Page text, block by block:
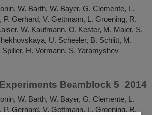
W. Barth, W. Bayer, G. Clemente, L.
P. Gerhard, V. Gettmann, L. Groening, R.
W. Kaufmann, O. Kester, M. Maier, S.
U. Scheeler, B. Schlitt, M.
Spiller, H. Vormann, S. Yaramyshev
Beamblock 5_2014
W. Barth, W. Bayer, G. Clemente, L.
P. Gerhard, V. Gettmann, L. Groening, R.